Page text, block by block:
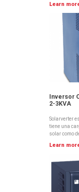
Learn
Inversor
2-3KVA
Solarverter
tiene una
solar como
Learn